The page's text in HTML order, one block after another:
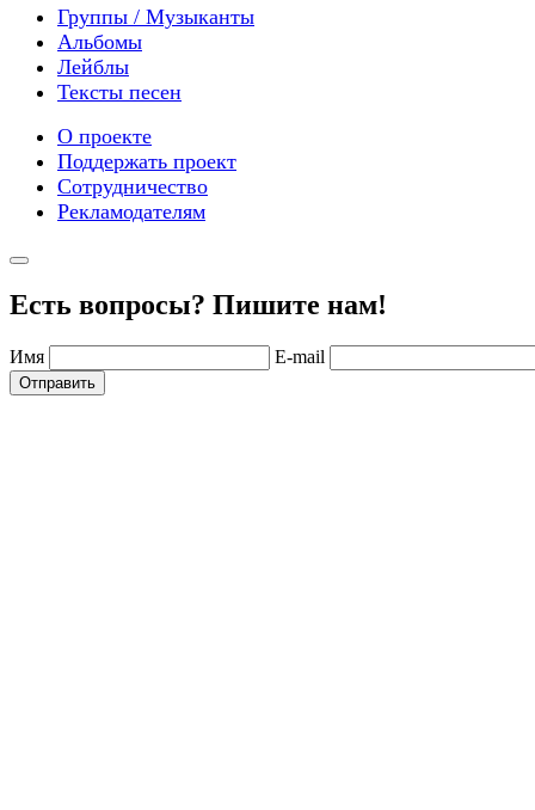
Группы / Музыканты
Альбомы
Лейблы
Тексты песен
О проекте
Поддержать проект
Сотрудничество
Рекламодателям
Есть вопросы? Пишите нам!
Имя E-mail